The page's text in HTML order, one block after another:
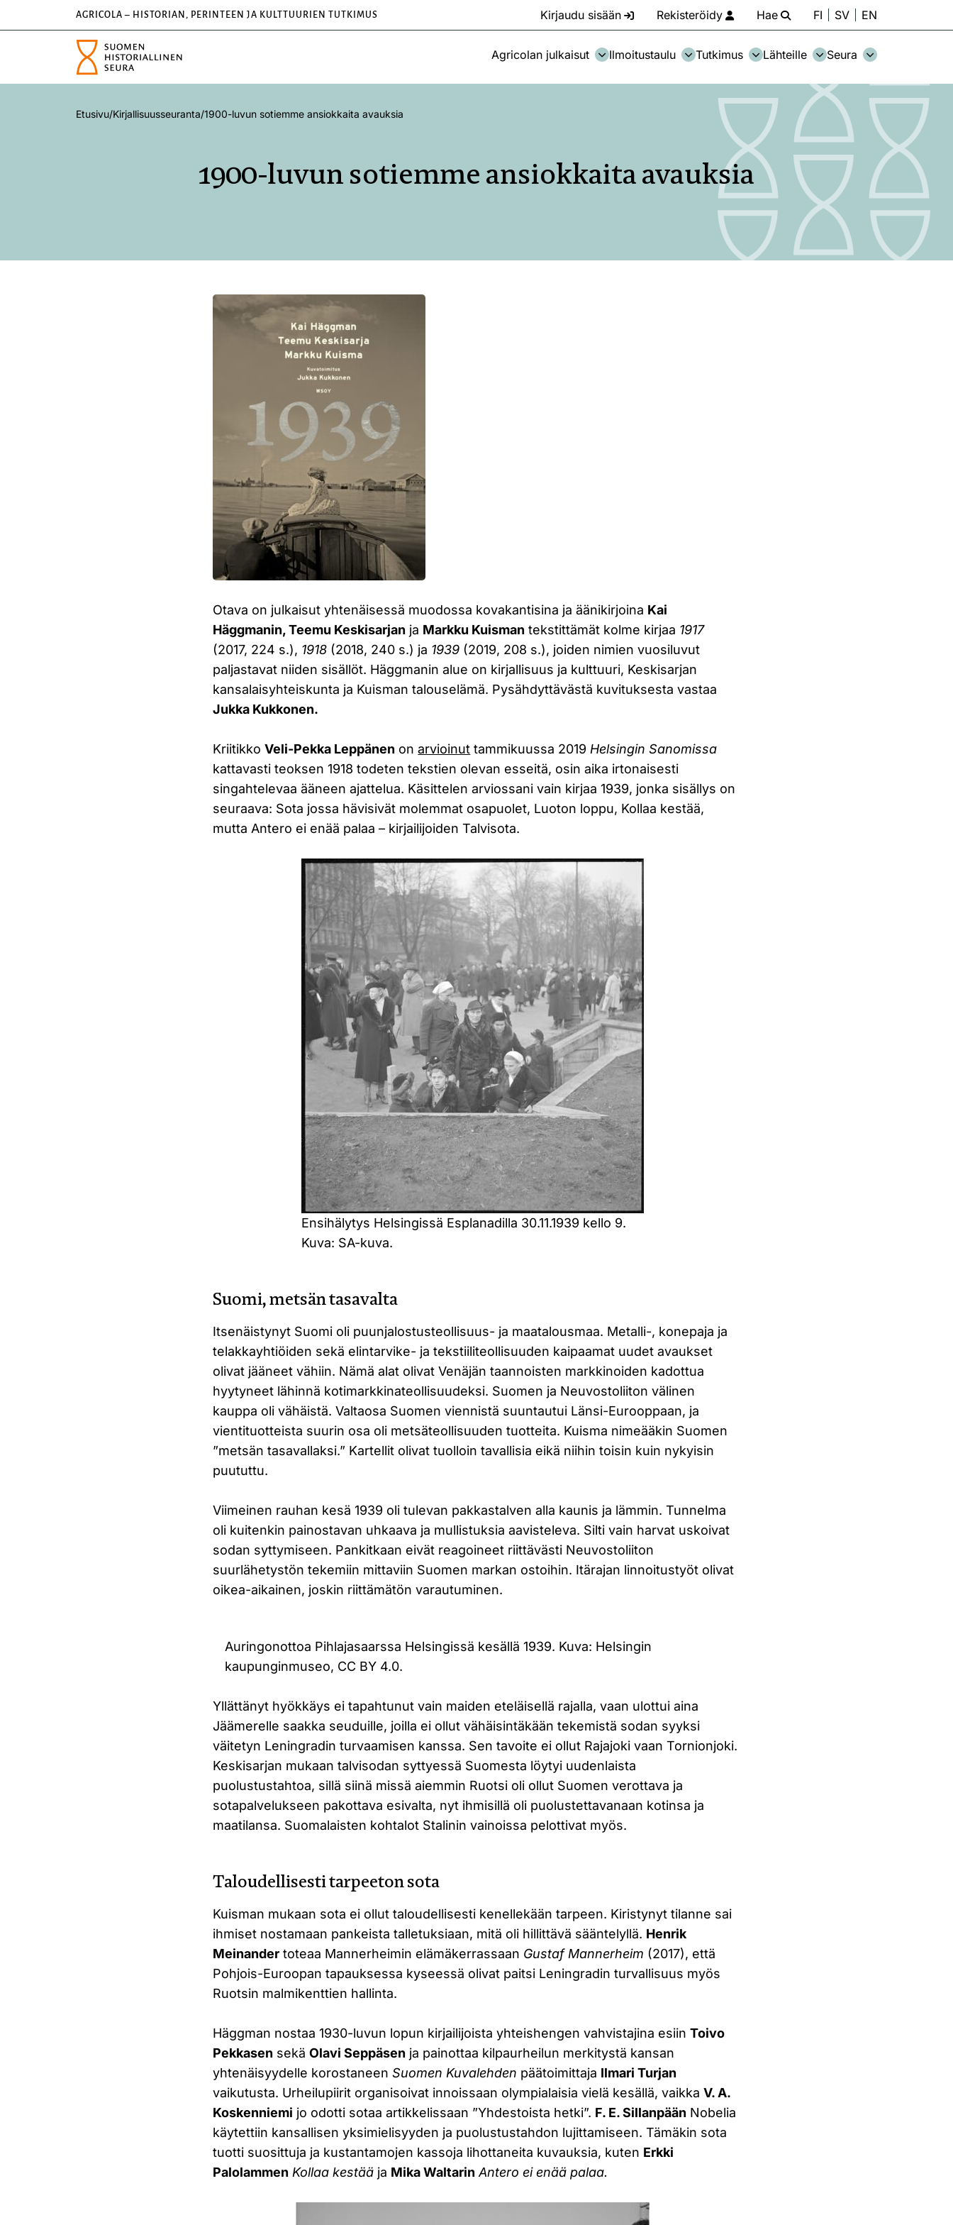
AGRICOLA – HISTORIAN, PERINTEEN JA KULTTUURIEN TUTKIMUS Kirjaudu sisään Rekisteröidy Hae FI SV EN
Agricolan julkaisut Ilmoitustaulu Tutkimus Lähteille Seura
Etusivu/Kirjallisuusseuranta/1900-luvun sotiemme ansiokkaita avauksia
1900-luvun sotiemme ansiokkaita avauksia
Otava on julkaisut yhtenäisessä muodossa kovakantisina ja äänikirjoina Kai
Häggmanin, Teemu Keskisarjan ja Markku Kuisman tekstittämät kolme kirjaa 1917
(2017, 224 s.), 1918 (2018, 240 s.) ja 1939 (2019, 208 s.), joiden nimien vuosiluvut
paljastavat niiden sisällöt. Häggmanin alue on kirjallisuus ja kulttuuri, Keskisarjan
kansalais­yhteiskunta ja Kuisman talouselämä. Pysähdyttävästä kuvituksesta vastaa
Jukka Kukkonen.
KriitikkoVeli-Pekka Leppänen onarvioinut tammikuussa 2019 Helsingin Sanomissa
kattavasti teoksen 1918 todeten tekstien olevan esseitä, osin aika irtonaisesti
singahtelevaa ­ääneen ajattelua. Käsittelen arviossani vain kirjaa 1939, jonka sisällys on
seuraava: Sota jossa hävisivät molemmat osapuolet, Luoton loppu, Kollaa kestää,
mutta Antero ei enää palaa – kirjailijoiden Talvisota.
Ensihälytys Helsingissä Esplanadilla 30.11.1939 kello 9.
Kuva: SA-kuva.
Suomi, metsän tasavalta
Itsenäistynyt Suomi oli puunjalostusteollisuus- ja maatalousmaa. Metalli-, konepaja ja
telakkayhtiöiden sekä elintarvike- ja tekstiiliteollisuuden kaipaamat uudet avaukset
olivat jääneet vähiin. Nämä alat olivat Venäjän taannoisten markkinoiden kadottua
hyytyneet lähinnä kotimarkkinateollisuudeksi. Suomen ja Neuvostoliiton välinen
kauppa oli vähäistä. Valtaosa Suomen viennistä suuntautui Länsi-Eurooppaan, ja
vientituotteista suurin osa oli metsäteollisuuden tuotteita. Kuisma nimeääkin Suomen
”metsän tasavallaksi.” Kartellit olivat tuolloin tavallisia eikä niihin toisin kuin nykyisin
puututtu.
Viimeinen rauhan kesä 1939 oli tulevan pakkastalven alla kaunis ja lämmin. Tunnelma
oli kuitenkin painostavan uhkaava ja mullistuksia aavisteleva. Silti vain harvat uskoivat
sodan syttymiseen. Pankitkaan eivät reagoineet riittävästi Neuvostoliiton
suurlähetystön tekemiin mittaviin Suomen markan ostoihin. Itärajan linnoitustyöt olivat
oikea-aikainen, joskin riittämätön varautuminen.
Auringonottoa Pihlajasaarssa Helsingissä kesällä 1939. Kuva: Helsingin
kaupunginmuseo, CC BY 4.0.
Yllättänyt hyökkäys ei tapahtunut vain maiden eteläisellä rajalla, vaan ulottui aina
Jäämerelle saakka seuduille, joilla ei ollut vähäisintäkään tekemistä sodan syyksi
väitetyn Leningradin turvaamisen kanssa. Sen tavoite ei ollut Rajajoki vaan Tornionjoki.
Keskisarjan mukaan talvisodan syttyessä Suomesta löytyi uudenlaista
puolustustahtoa, sillä siinä missä aiemmin Ruotsi oli ollut Suomen verottava ja
sotapalvelukseen pakottava esivalta, nyt ihmisillä oli puolustettavanaan kotinsa ja
maatilansa. Suomalaisten kohtalot Stalinin vainoissa pelottivat myös.
Taloudellisesti tarpeeton sota
Kuisman mukaan sota ei ollut taloudellisesti kenellekään tarpeen. Kiristynyt tilanne sai
ihmiset nostamaan pankeista talletuksiaan, mitä oli hillittävä sääntelyllä. Henrik
Meinander toteaa Mannerheimin elämäkerrassaan Gustaf Mannerheim (2017), että
Pohjois-Euroopan tapauksessa kyseessä olivat paitsi Leningradin turvallisuus myös
Ruotsin malmikenttien hallinta.
Häggman nostaa 1930-luvun lopun kirjailijoista yhteishengen vahvistajina esiinToivo
Pekkasen sekäOlavi Seppäsen ja painottaa kilpaurheilun merkitystä kansan
yhtenäisyydelle korostaneenSuomen Kuvalehden päätoimittaja Ilmari Turjan
vaikutusta. Urheilupiirit organisoivat innoissaan olympialaisia vielä kesällä, vaikkaV. A.
Koskenniemi jo odotti sotaa artikkelissaan ”Yhdestoista hetki”. F. E. Sillanpään Nobelia
käytettiin kansallisen yksimielisyyden ja puolustustahdon lujittamiseen. Tämäkin sota
tuotti suosittuja ja kustantamojen kassoja lihottaneita kuvauksia, kuten Erkki
Palolammen Kollaa kestää ja Mika Waltarin Antero ei enää palaa.